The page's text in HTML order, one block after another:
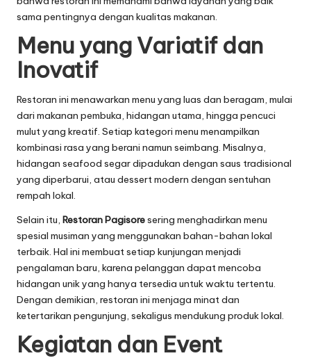
sama pentingnya dengan kualitas makanan.
Menu yang Variatif dan
Inovatif
Restoran ini menawarkan menu yang luas dan beragam, mulai
dari makanan pembuka, hidangan utama, hingga pencuci
mulut yang kreatif. Setiap kategori menu menampilkan
kombinasi rasa yang berani namun seimbang. Misalnya,
hidangan seafood segar dipadukan dengan saus tradisional
yang diperbarui, atau dessert modern dengan sentuhan
rempah lokal.
Selain itu, Restoran Pagisoresering menghadirkan menu
spesial musiman yang menggunakan bahan-bahan lokal
terbaik. Hal ini membuat setiap kunjungan menjadi
pengalaman baru, karena pelanggan dapat mencoba
hidangan unik yang hanya tersedia untuk waktu tertentu.
Dengan demikian, restoran ini menjaga minat dan
ketertarikan pengunjung, sekaligus mendukung produk lokal.
Kegiatan dan Event